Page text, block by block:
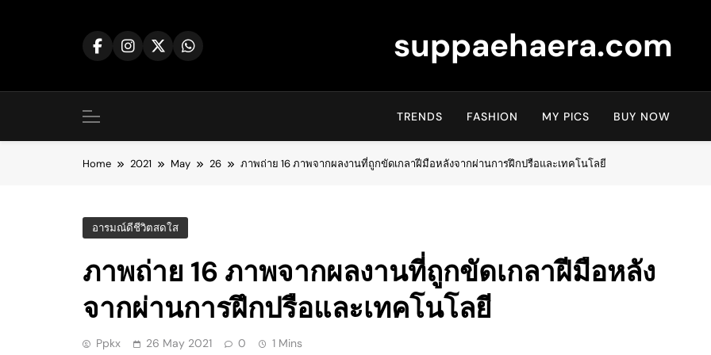
suppaehaera.com
TRENDS FASHION MY PICS BUY NOW
Home 2021 May 26 ภาพถ่าย 16 ภาพจากผลงานที่ถูกขัดเกลาฝีมือหลังจากผ่านการฝึกปรือและเทคโนโลยี
อารมณ์ดีชีวิตสดใส
ภาพถ่าย 16 ภาพจากผลงานที่ถูกขัดเกลาฝีมือหลัง
จากผ่านการฝึกปรือและเทคโนโลยี
Ppkx 26 May 2021 0 1 Mins